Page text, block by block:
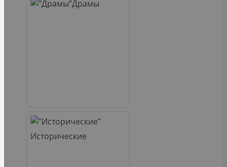
Драмы
Исторические